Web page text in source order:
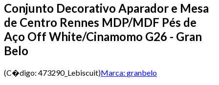
Conjunto Decorativo Aparador e Mesa
de Centro Rennes MDP/MDF Pés de
Aço Off White/Cinamomo G26 - Gran
Belo
(C�digo: 473290_Lebiscuit)Marca: granbelo